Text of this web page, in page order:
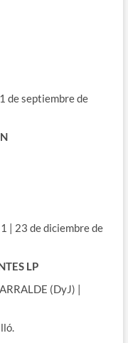
de septiembre de
| 23 de diciembre de
LP
(DyJ) |